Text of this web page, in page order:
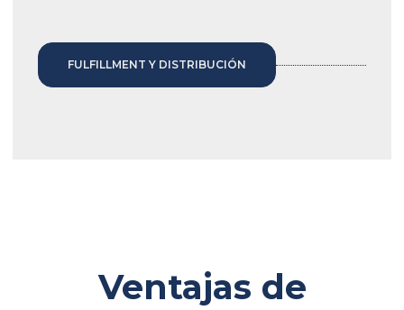
FULFILLMENT Y DISTRIBUCIÓN
Ventajas de